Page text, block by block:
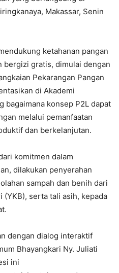
Makassar, Senin
ketahanan pangan
bergizi gratis, dimulai dengan
Pekarangan Pangan
di Akademi
bagaimana konsep P2L dapat
melalui pemanfaatan
dan berkelanjutan.
komitmen dalam
dilakukan penyerahan
sampah dan benih dari
(YKB), serta tali asih, kepada
dengan dialog interaktif
Bhayangkari Ny. Juliati
ini